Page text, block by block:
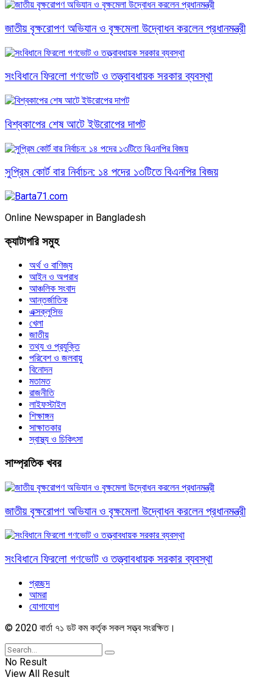
জাতীয় বৃক্ষরোপণ অভিযান ও বৃক্ষমেলা উদ্বোধন করলেন প্রধানমন্ত্রী
সংবিধানে ফিরলো গণভোট ও তত্ত্বাবধায়ক সরকার ব্যবস্থা
বিশ্বকাপের শেষ আটে ইউরোপের দাপট
সুপ্রিম কোর্ট বার নির্বাচন: ১৪ পদের ১৩টিতে বিএনপির বিজয়
Online Newspaper in Bangladesh
ক্যাটাগরি সমুহ
অর্থ ও বাণিজ্য
আইন ও অপরাধ
আঞ্চলিক সংবাদ
আন্তর্জাতিক
এক্সক্লুসিভ
খেলা
জাতীয়
তথ্য ও প্রযুক্তি
পরিবেশ ও জলবায়ু
বিনোদন
মতামত
রাজনীতি
লাইফস্টাইল
শিক্ষাঙ্গন
সাক্ষাতকার
স্বাস্থ্য ও চিকিৎসা
সাম্প্রতিক খবর
জাতীয় বৃক্ষরোপণ অভিযান ও বৃক্ষমেলা উদ্বোধন করলেন প্রধানমন্ত্রী
সংবিধানে ফিরলো গণভোট ও তত্ত্বাবধায়ক সরকার ব্যবস্থা
প্রচ্ছদ
আমরা
যোগাযোগ
© 2020 বার্তা ৭১ ডট কম কর্তৃক সকল সত্ত্ব সংরক্ষিত।
No Result
View All Result